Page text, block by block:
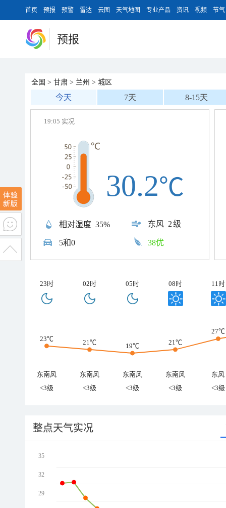
首页 预报 预警 雷达 云图 天气地图 专业产品 资讯 视频 节气
预报
全国 > 甘肃 > 兰州 > 城区
今天 7天 8-15天
19:05 实况
相对湿度 35% 东风 2级
5和0
30.2℃
38优
23时 02时 05时 08时 11时
23℃ 21℃ 19℃ 21℃
27℃
东南风 东南风 东南风 东南风
东风
<3级
<3级 <3级 <3级 <3级
整点天气实况
35
32
29